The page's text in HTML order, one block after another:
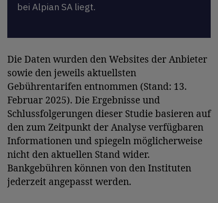
bei Alpian SA liegt.
Die Daten wurden den Websites der Anbieter
sowie den jeweils aktuellsten
Gebührentarifen entnommen (Stand: 13.
Februar 2025). Die Ergebnisse und
Schlussfolgerungen dieser Studie basieren auf
den zum Zeitpunkt der Analyse verfügbaren
Informationen und spiegeln möglicherweise
nicht den aktuellen Stand wider.
Bankgebühren können von den Instituten
jederzeit angepasst werden.